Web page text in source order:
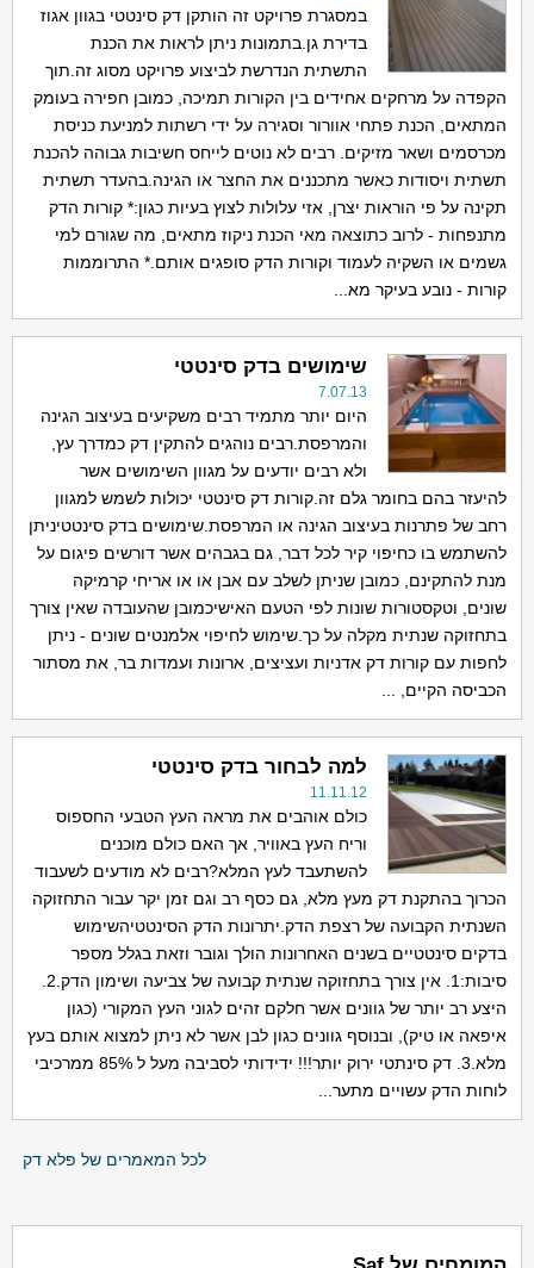
במסגרת פרויקט זה הותקן דק סינטטי בגוון אגוז
בדירת גן.בתמונות ניתן לראות את הכנת
התשתית הנדרשת לביצוע פרויקט מסוג זה.תוך
הקפדה על מרחקים אחידים בין הקורות תמיכה, כמובן חפירה בעומק
המתאים, הכנת פתחי אוורור וסגירה על ידי רשתות למניעת כניסת
מכרסמים ושאר מזיקים. רבים לא נוטים לייחס חשיבות גבוהה להכנת
תשתית ויסודות כאשר מתכננים את החצר או הגינה.בהעדר תשתית
תקינה על פי הוראות יצרן, אזי עלולות לצוץ בעיות כגון:* קורות הדק
מתנפחות - לרוב כתוצאה מאי הכנת ניקוז מתאים, מה שגורם למי
גשמים או השקיה לעמוד וקורות הדק סופגים אותם.* התרוממות
קורות - נובע בעיקר מא...
שימושים בדק סינטטי
7.07.13
היום יותר מתמיד רבים משקיעים בעיצוב הגינה
והמרפסת.רבים נוהגים להתקין דק כמדרך עץ,
ולא רבים יודעים על מגוון השימושים אשר
להיעזר בהם בחומר גלם זה.קורות דק סינטטי יכולות לשמש למגוון
רחב של פתרנות בעיצוב הגינה או המרפסת.שימושים בדק סינטטיניתן
להשתמש בו כחיפוי קיר לכל דבר, גם בגבהים אשר דורשים פיגום על
מנת להתקינם, כמובן שניתן לשלב עם אבן או או אריחי קרמיקה
שונים, וטקסטורות שונות לפי הטעם האישיכמובן שהעובדה שאין צורך
בתחזוקה שנתית מקלה על כך.שימוש לחיפוי אלמנטים שונים - ניתן
לחפות עם קורות דק אדניות ועציצים, ארונות ועמדות בר, את מסתור
הכביסה הקיים, ...
למה לבחור בדק סינטטי
11.11.12
כולם אוהבים את מראה העץ הטבעי החספוס
וריח העץ באוויר, אך האם כולם מוכנים
להשתעבד לעץ המלא?רבים לא מודעים לשעבוד
הכרוך בהתקנת דק מעץ מלא, גם כסף רב וגם זמן יקר עבור התחזוקה
השנתית הקבועה של רצפת הדק.יתרונות הדק הסינטטיהשימוש
בדקים סינטטיים בשנים האחרונות הולך וגובר וזאת בגלל מספר
סיבות:1. אין צורך בתחזוקה שנתית קבועה של צביעה ושימון הדק.2.
היצע רב יותר של גוונים אשר חלקם זהים לגוני העץ המקורי (כגון
איפאה או טיק), ובנוסף גוונים כגון לבן אשר לא ניתן למצוא אותם בעץ
מלא.3. דק סינתטי ירוק יותר!!! ידידותי לסביבה מעל ל 85% ממרכיבי
לוחות הדק עשויים מתער...
לכל המאמרים של פלא דק